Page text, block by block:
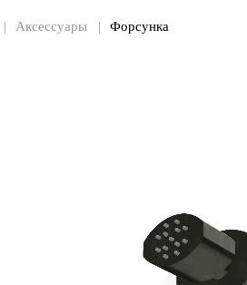
Аксессуары Форсунка